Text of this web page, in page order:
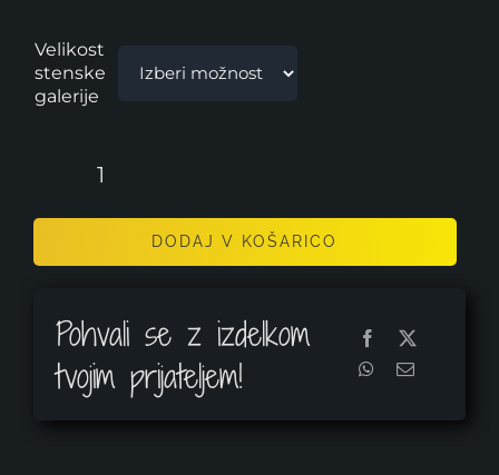
Tisk na majice
Hude ideje (trgovina)
Velikost
stenske
galerije
Stenska
galerija
količina
DODAJ V KOŠARICO
Pohvali se z izdelkom
tvojim prijateljem!